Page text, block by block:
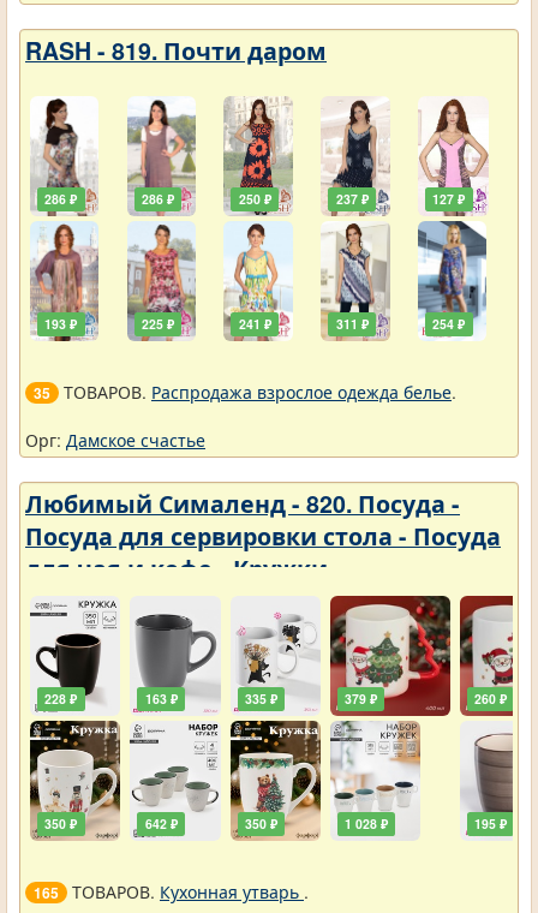
RASH - 819. Почти даром
286 ₽
193 ₽
286 ₽
225 ₽
250 ₽
241 ₽
237 ₽
311 ₽
127 ₽
254 ₽
35 ТОВАРОВ. Распродажа взрослое одежда белье.
Орг: Дамское счастье
Любимый Сималенд - 820. Посуда -
Посуда для сервировки стола - Посуда
для чая и кофе - Кружки
228 ₽
350 ₽
163 ₽
642 ₽
335 ₽
350 ₽
379 ₽
1 028 ₽
260 ₽
195 ₽
165 ТОВАРОВ. Кухонная утварь .